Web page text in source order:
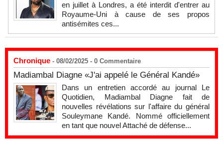
en juillet à Londres, a été interdit d'entrer au
Royaume-Uni à cause de ses propos
antisémites ces...
Chronique - 08/02/2025 - 0 Commentaire
Madiambal Diagne «J'ai appelé le Général Kandé»
Dans un entretien accordé au journal Le
Quotidien, Madiambal Diagne fait de
nouvelles révélations sur l'affaire du général
Souleymane Kandé. Nommé officiellement
en tant que nouvel Attaché de défense...